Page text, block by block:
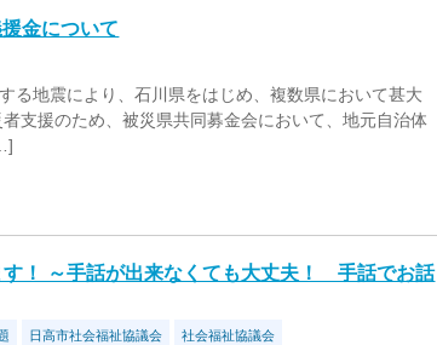
金について
る地震により、石川県をはじめ、複数県において甚大
支援のため、被災県共同募金会において、地元自治体
！ ～手話が出来なくても大丈夫！ 手話でお話
日高市社会福祉協議会 社会福祉協議会